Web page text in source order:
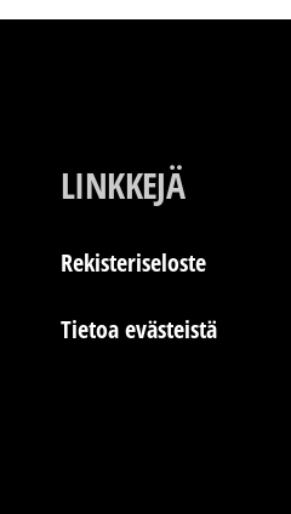
LINKKEJÄ
Rekisteriseloste
Tietoa evästeistä